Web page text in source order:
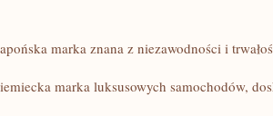
marka znana z niezawodności i​
marka luksusowych samochodów,